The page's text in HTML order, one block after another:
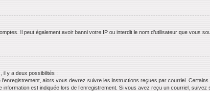
Il peut également avoir banni votre IP ou interdit le nom d’utilisateur que vous
il y a deux possibilités :
alors vous devrez suivre les instructions reçues par courriel.
est indiquée lors de l’enregistrement. Si vous avez reçu un courriel, suivez